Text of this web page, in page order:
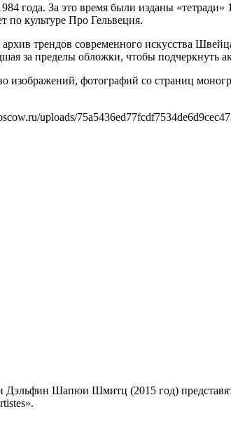
года. За это время были изданы
по культуре Про Гельвеция.
трендов современного искусства
за пределы обложки, чтобы подчеркнуть
фотографий со страниц
uploads/
Шапюи Шмитц (2015 год)